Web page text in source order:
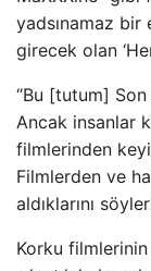
yadsınamaz
girecek olan
“Bu [tutum]
Ancak insanlar
filmlerinden
Filmlerden ve
aldıklarını
Korku